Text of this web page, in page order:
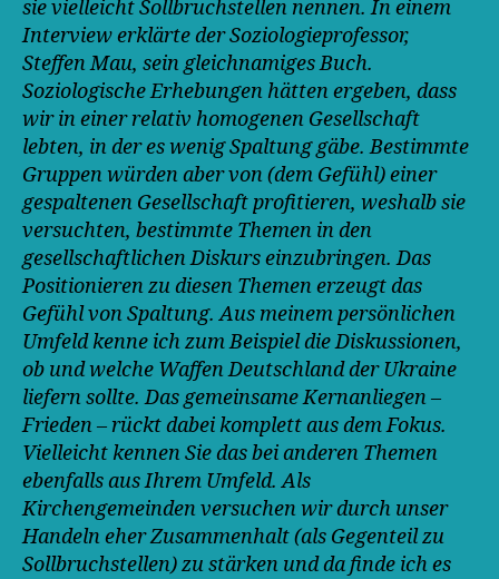
sie vielleicht Sollbruchstellen nennen. In einem
Interview erklärte der Soziologieprofessor,
Steffen Mau, sein gleichnamiges Buch.
Soziologische Erhebungen hätten ergeben, dass
wir in einer relativ homogenen Gesellschaft
lebten, in der es wenig Spaltung gäbe. Bestimmte
Gruppen würden aber von (dem Gefühl) einer
gespaltenen Gesellschaft profitieren, weshalb sie
versuchten, bestimmte Themen in den
gesellschaftlichen Diskurs einzubringen. Das
Positionieren zu diesen Themen erzeugt das
Gefühl von Spaltung. Aus meinem persönlichen
Umfeld kenne ich zum Beispiel die Diskussionen,
ob und welche Waffen Deutschland der Ukraine
liefern sollte. Das gemeinsame Kernanliegen –
Frieden – rückt dabei komplett aus dem Fokus.
Vielleicht kennen Sie das bei anderen Themen
ebenfalls aus Ihrem Umfeld. Als
Kirchengemeinden versuchen wir durch unser
Handeln eher Zusammenhalt (als Gegenteil zu
Sollbruchstellen) zu stärken und da finde ich es